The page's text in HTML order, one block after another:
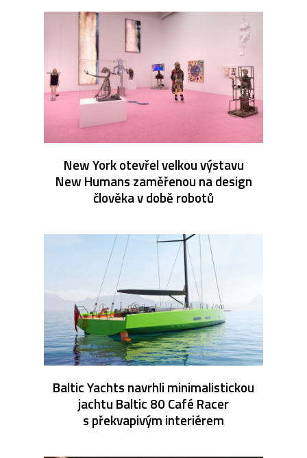
New York otevřel velkou výstavu
New Humans zaměřenou na design
člověka v době robotů
Baltic Yachts navrhli minimalistickou
jachtu Baltic 80 Café Racer
s překvapivým interiérem